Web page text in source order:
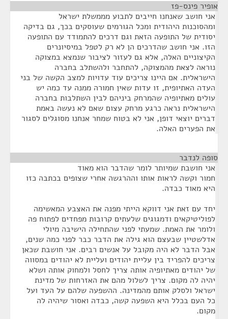
אופיר פינס-פז
אני חושב שאנחנו חייבים לתבוע מממשלת ישראל
ומהסוכנות היהודית ומכל הגורמים שעוסקים בכך, גם בדיקה
יסודית של התופעה הזאת וגם דרכים להתמודד עם התופעה
הזו. אני חושב שהדרכים הן לא רק לטפל במיסיונרים
הקיצוניים האלה, אלא גם לעזור לציבור שנמצא במצוקה
נוראה לצאת מהמצוקה, להתחבר ולהשתלב בחברה
הישראלית. אם היינו צריכים עוד עדויות למצב הקשה של בני
העדה האתיופית, זו עדות שאין חמורה ממנה עד כמה יש
עולים מאתיופיה שהמרחק ביניהם לבין השתלבות בחברה
הישראלית נראה כרגע מרחק עצום שאם לא נעשה באמת
דברים יוצאי דופן, אני לא בטוח שמחר אנחנו מסוגלים לסגור
את הפערים האלה.
סופה לנדבר
אני חושבת שמיותר לומר שהדבר הוא מאוד
חמור וקשה לראות אותו וההרגשה אחרי שצופים בכתבה כזו
היא מאוד כבדה.
יחד עם זאת אני דווקא הייתי מפנה את האצבע המאשימה
לפוליטיקאים ודמגוגים שלעתים קרובות מפחדים לפתוח פה
ולומר את האמת. שמעתי לפני שהתחילה הישיבה מיולי
אדלשטיין שבעצם הוא גילה את הדבר כבר לפני כמה שנים,
אבל הדבר לא היה מקובל על אנשים רבים. אני חושבת שכאן
צריכים להפריד בין עליית יהודים ועליית לא יהודים במסווה
של יהודים מאתיופיה אותה צריך לחסל ולמחוק אותה ושלא
יהיה לה מקום. צריך לשלול מהם את האזרחות של מדינת
ישראל ולסלק אותם מהמדינה. ההשפעה שלהם על העד ועל
כל העם בכלל היא השפעה קשה, כבדה ואסור שיהיה לה
מקום.